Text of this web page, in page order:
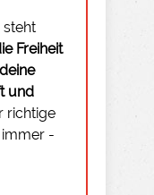
steht
Freiheit
und
richtige
-